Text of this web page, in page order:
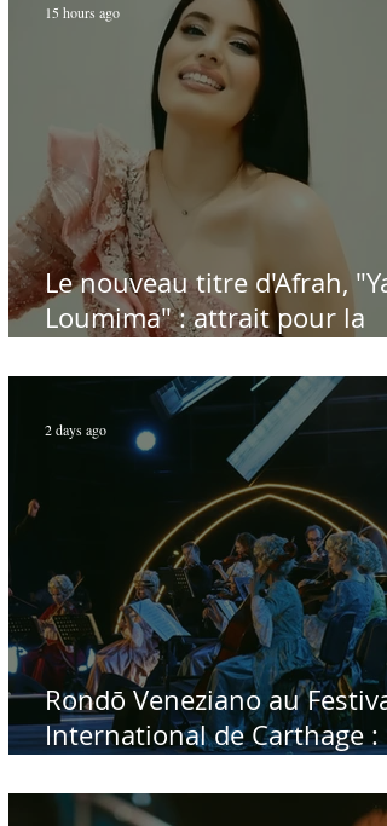
Le nouveau titre d'Afrah, "Ya
Loumima" : attrait pour la
Rabah Driassa
15 hours ago
Rondō Veneziano au Festival
International de Carthage :
public tunisien
2 days ago